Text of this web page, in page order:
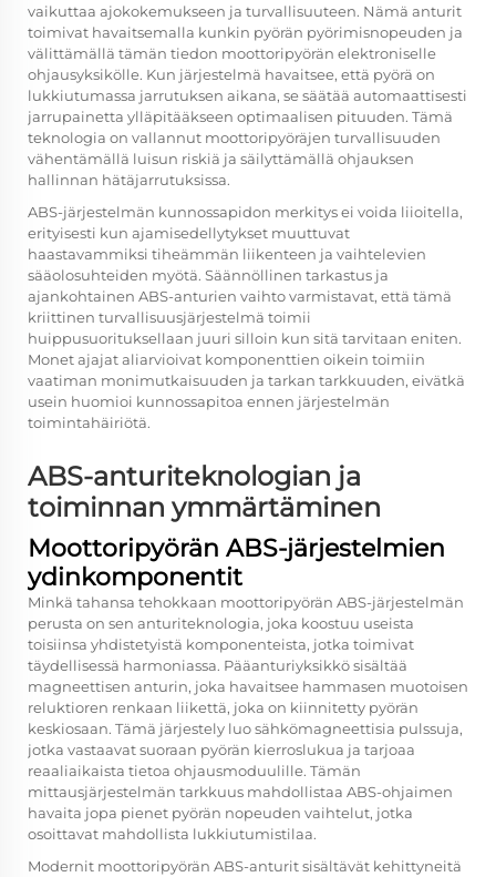
vaikuttaa ajokokemukseen ja turvallisuuteen. Nämä anturit
toimivat havaitsemalla kunkin pyörän pyörimisnopeuden ja
välittämällä tämän tiedon moottoripyörän elektroniselle
ohjausyksikölle. Kun järjestelmä havaitsee, että pyörä on
lukkiutumassa jarrutuksen aikana, se säätää automaattisesti
jarrupainetta ylläpitääkseen optimaalisen pituuden. Tämä
teknologia on vallannut moottoripyöräjen turvallisuuden
vähentämällä luisun riskiä ja säilyttämällä ohjauksen
hallinnan hätäjarrutuksissa.
ABS-järjestelmän kunnossapidon merkitys ei voida liioitella,
erityisesti kun ajamisedellytykset muuttuvat
haastavammiksi tiheämmän liikenteen ja vaihtelevien
sääolosuhteiden myötä. Säännöllinen tarkastus ja
ajankohtainen ABS-anturien vaihto varmistavat, että tämä
kriittinen turvallisuusjärjestelmä toimii
huippusuorituksellaan juuri silloin kun sitä tarvitaan eniten.
Monet ajajat aliarvioivat komponenttien oikein toimiin
vaatiman monimutkaisuuden ja tarkan tarkkuuden, eivätkä
usein huomioi kunnossapitoa ennen järjestelmän
toimintahäiriötä.
ABS-anturiteknologian ja
toiminnan ymmärtäminen
Moottoripyörän ABS-järjestelmien
ydinkomponentit
Minkä tahansa tehokkaan moottoripyörän ABS-järjestelmän
perusta on sen anturiteknologia, joka koostuu useista
toisiinsa yhdistetyistä komponenteista, jotka toimivat
täydellisessä harmoniassa. Pääanturiyksikkö sisältää
magneettisen anturin, joka havaitsee hammasen muotoisen
reluktioren renkaan liikettä, joka on kiinnitetty pyörän
keskiosaan. Tämä järjestely luo sähkömagneettisia pulssuja,
jotka vastaavat suoraan pyörän kierroslukua ja tarjoaa
reaaliaikaista tietoa ohjausmoduulille. Tämän
mittausjärjestelmän tarkkuus mahdollistaa ABS-ohjaimen
havaita jopa pienet pyörän nopeuden vaihtelut, jotka
osoittavat mahdollista lukkiutumistilaa.
Modernit moottoripyörän ABS-anturit sisältävät kehittyneitä